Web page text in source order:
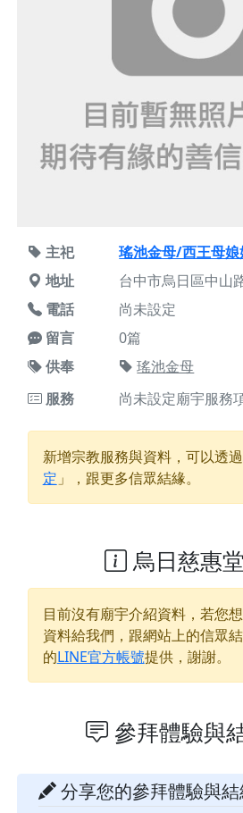
主祀
瑤池金母/西王母娘
地址
台中市烏日區中山
電話
尚未設定
留言
0篇
供奉
瑤池金母
服務
尚未設定廟宇服務
新增宗教服務與資料，可以透
定 」，跟更多信眾結緣。
烏日慈惠
目前沒有廟宇介紹資料，若您
資料給我們，跟網站上的信眾
的LINE官方帳號提供，謝謝。
參拜體驗與
分享您的參拜體驗與